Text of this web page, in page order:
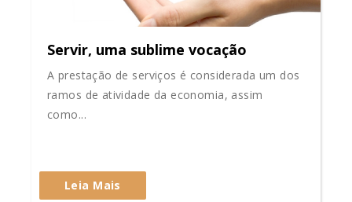
Servir, uma sublime vocação
A prestação de serviços é considerada um dos
ramos de atividade da economia, assim
como...
Leia Mais